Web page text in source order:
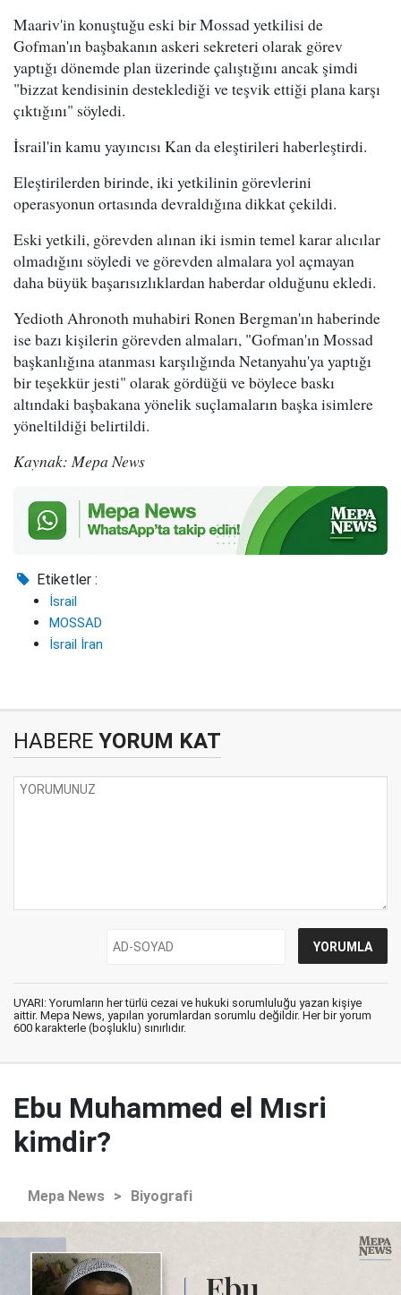
Maariv'in konuştuğu eski bir Mossad yetkilisi de
Gofman'ın başbakanın askeri sekreteri olarak görev
yaptığı dönemde plan üzerinde çalıştığını ancak şimdi
"bizzat kendisinin desteklediği ve teşvik ettiği plana karşı
çıktığını" söyledi.
İsrail'in kamu yayıncısı Kan da eleştirileri haberleştirdi.
Eleştirilerden birinde, iki yetkilinin görevlerini
operasyonun ortasında devraldığına dikkat çekildi.
Eski yetkili, görevden alınan iki ismin temel karar alıcılar
olmadığını söyledi ve görevden almalara yol açmayan
daha büyük başarısızlıklardan haberdar olduğunu ekledi.
Yedioth Ahronoth muhabiri Ronen Bergman'ın haberinde
ise bazı kişilerin görevden almaları, "Gofman'ın Mossad
başkanlığına atanması karşılığında Netanyahu'ya yaptığı
bir teşekkür jesti" olarak gördüğü ve böylece baskı
altındaki başbakana yönelik suçlamaların başka isimlere
yöneltildiği belirtildi.
Kaynak: Mepa News
Etiketler :
İsrail
MOSSAD
İsrail İran
HABERE YORUM KAT
UYARI: Yorumların her türlü cezai ve hukuki sorumluluğu yazan kişiye
aittir. Mepa News, yapılan yorumlardan sorumlu değildir. Her bir yorum
600 karakterle (boşluklu) sınırlıdır.
Ebu Muhammed el Mısri
kimdir?
Mepa News > Biyografi